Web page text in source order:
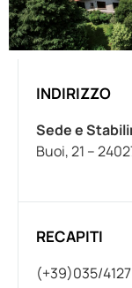
INDIRIZZO
Sede e
Buoi, 21 –
RECAPITI
(+39)035/